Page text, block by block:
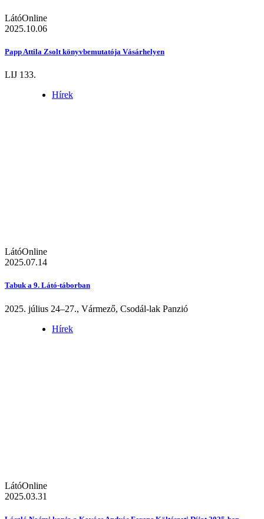
LátóOnline
2025.10.06
Papp Attila Zsolt könyvbemutatója Vásárhelyen
LIJ 133.
Hírek
LátóOnline
2025.07.14
Tabuk a 9. Látó-táborban
2025. július 24–27., Vármező, Csodál-lak Panzió
Hírek
LátóOnline
2025.03.31